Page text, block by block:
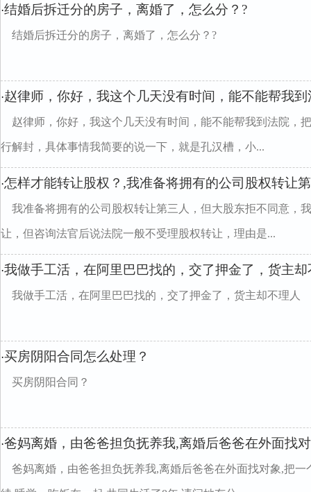
·结婚后拆迁分的房子，离婚了，怎么分？?
结婚后拆迁分的房子，离婚了，怎么分？?
·赵律师，你好，我这个几天没有时间，能不能帮我
赵律师，你好，我这个几天没有时间，能不能帮我到法院，
行解封，具体事情我简要的说一下，就是孔汉槽，小...
·怎样才能转让股权？,我准备将拥有的公司股权转让
我准备将拥有的公司股权转让第三人，但大股东拒不同意，
让，但咨询法官后说法院一般不受理股权转让，理由是...
·我做手工活，在阿里巴巴找的，交了押金了，货主却
我做手工活，在阿里巴巴找的，交了押金了，货主却不理人
·买房阴阳合同怎么处理？
买房阴阳合同？
·爸妈离婚，由爸爸担负抚养我,离婚后爸爸在外面找
爸妈离婚，由爸爸担负抚养我,离婚后爸爸在外面找对象,把